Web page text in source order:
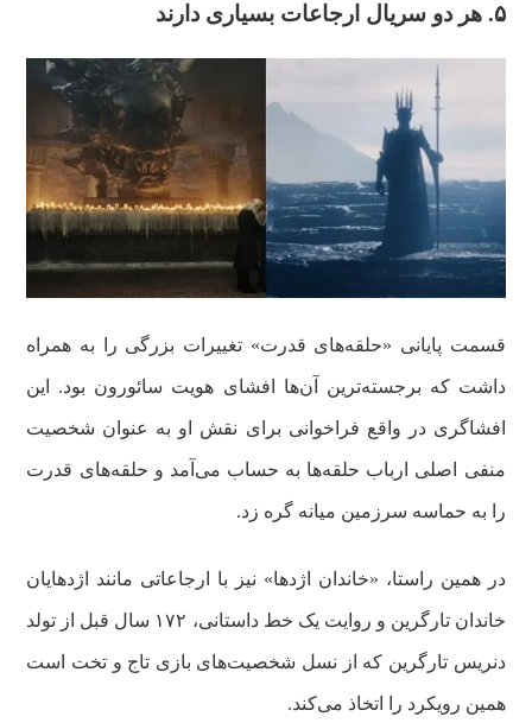
۵. هر دو سریال ارجاعات بسیاری دارند
قسمت پایانی «حلقه‌های قدرت» تغییرات بزرگی را به همراه
داشت که برجسته‌ترین آن‌ها افشای هویت سائورون بود. این
افشاگری در واقع فراخوانی برای نقش او به عنوان شخصیت
منفی اصلی ارباب حلقه‌ها به حساب می‌آمد و حلقه‌های قدرت
را به حماسه سرزمین میانه گره زد.
در همین راستا، «خاندان‌ اژدها» نیز با ارجاعاتی مانند اژدهایان
خاندان تارگرین و روایت یک خط داستانی، ۱۷۲ سال قبل از تولد
دنریس تارگرین که از نسل شخصیت‌های بازی تاج و تخت است
همین رویکرد را اتخاذ می‌کند.